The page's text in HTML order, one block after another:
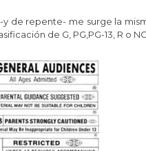
de repente- me surge la
de G, PG,PG-13, R o